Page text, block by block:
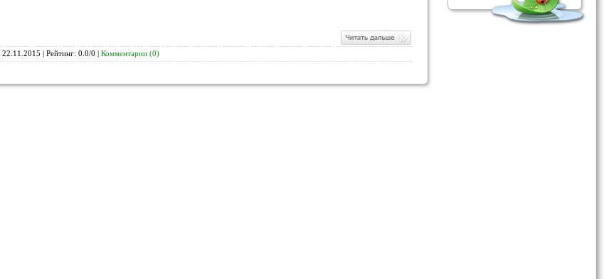
22.11.2015 | Рейтинг: 0.0/0 | Комментарии (0)